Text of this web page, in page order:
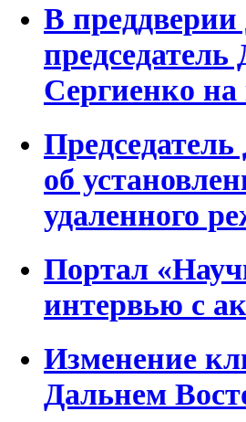
В
Сергиенко
об
удаленного
Портал
интервью с
Изменение
Дальнем